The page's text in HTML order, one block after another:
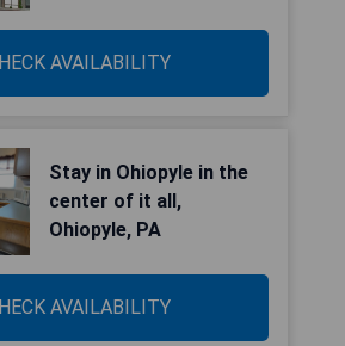
AVAILABILITY
Stay in Ohiopyle in the
center of it all,
Ohiopyle, PA
AVAILABILITY